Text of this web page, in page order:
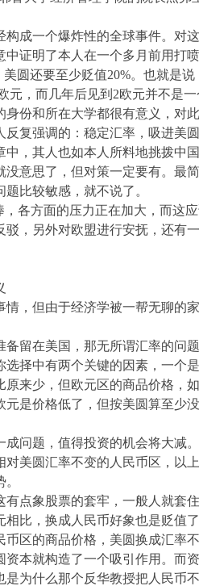
成一个爆炸性的全球事件。对
证明了本人在一个多月前用打
圆还要至少贬值20%。也就是说
元，而几年后见到2欧元并不是
份和所在大学都很有意义，对此
复强调的：稳定汇率，吸进美
，其人也如本人所料地挑拨中
意思了，但对策一定要有。最
比较敏感，就不说了。
各方面的压力正在加大，而这
，另外对欧盟进行安抚，还有
，但由于经济学被一帮无聊的
留在美国，那无所谓汇率的问
择中有两个关键的因素，一个
来少，但欧元区的商品价格，
是价格低了，但按美圆算至少
问题，值得投资的机会将大减
美圆汇率不变的人民币区，以
点象股票的套牢，一般人就套
比，换成人民币好象也是贬值
区的商品价格，美圆换成汇率
本就构造了一个吸引作用。而
为什么那个反华教授把人民币